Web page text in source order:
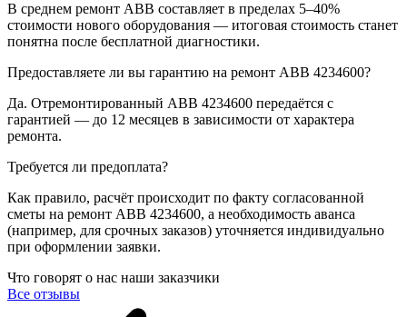
В среднем ремонт ABB составляет в пределах 5–40%
стоимости нового оборудования — итоговая стоимость станет
понятна после бесплатной диагностики.
Предоставляете ли вы гарантию на ремонт ABB 4234600?
Да. Отремонтированный ABB 4234600 передаётся с
гарантией — до 12 месяцев в зависимости от характера
ремонта.
Требуется ли предоплата?
Как правило, расчёт происходит по факту согласованной
сметы на ремонт ABB 4234600, а необходимость аванса
(например, для срочных заказов) уточняется индивидуально
при оформлении заявки.
Что говорят о нас наши заказчики
Все отзывы